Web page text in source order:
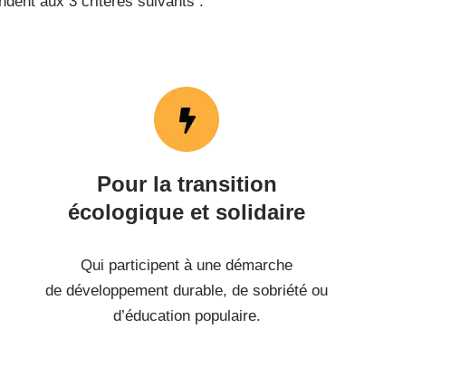
Pour la transition
écologique et solidaire
Qui participent à une démarche
de développement durable, de sobriété ou
d’éducation populaire.